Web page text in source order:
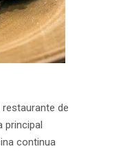
de
principal
continua